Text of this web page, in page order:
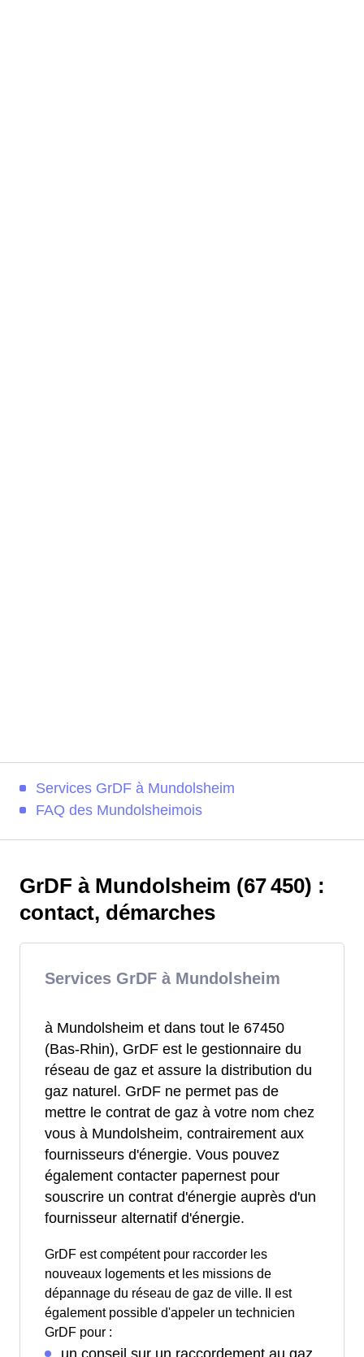
Services GrDF à Mundolsheim
FAQ des Mundolsheimois
GrDF à Mundolsheim (67 450) :
contact, démarches
Services GrDF à Mundolsheim
à Mundolsheim et dans tout le 67450
(Bas-Rhin), GrDF est le gestionnaire du
réseau de gaz et assure la distribution du
gaz naturel. GrDF ne permet pas de
mettre le contrat de gaz à votre nom chez
vous à Mundolsheim, contrairement aux
fournisseurs d'énergie. Vous pouvez
également contacter papernest pour
souscrire un contrat d'énergie auprès d'un
fournisseur alternatif d'énergie.
GrDF est compétent pour raccorder les
nouveaux logements et les missions de
dépannage du réseau de gaz de ville. Il est
également possible d'appeler un technicien
GrDF pour :